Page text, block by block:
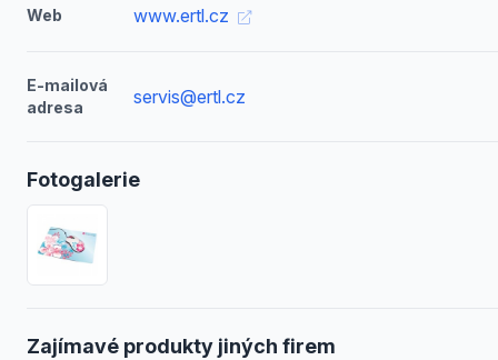
Web www.ertl.cz
E-mailová
adresa
servis@ertl.cz
Fotogalerie
Zajímavé produkty jiných firem